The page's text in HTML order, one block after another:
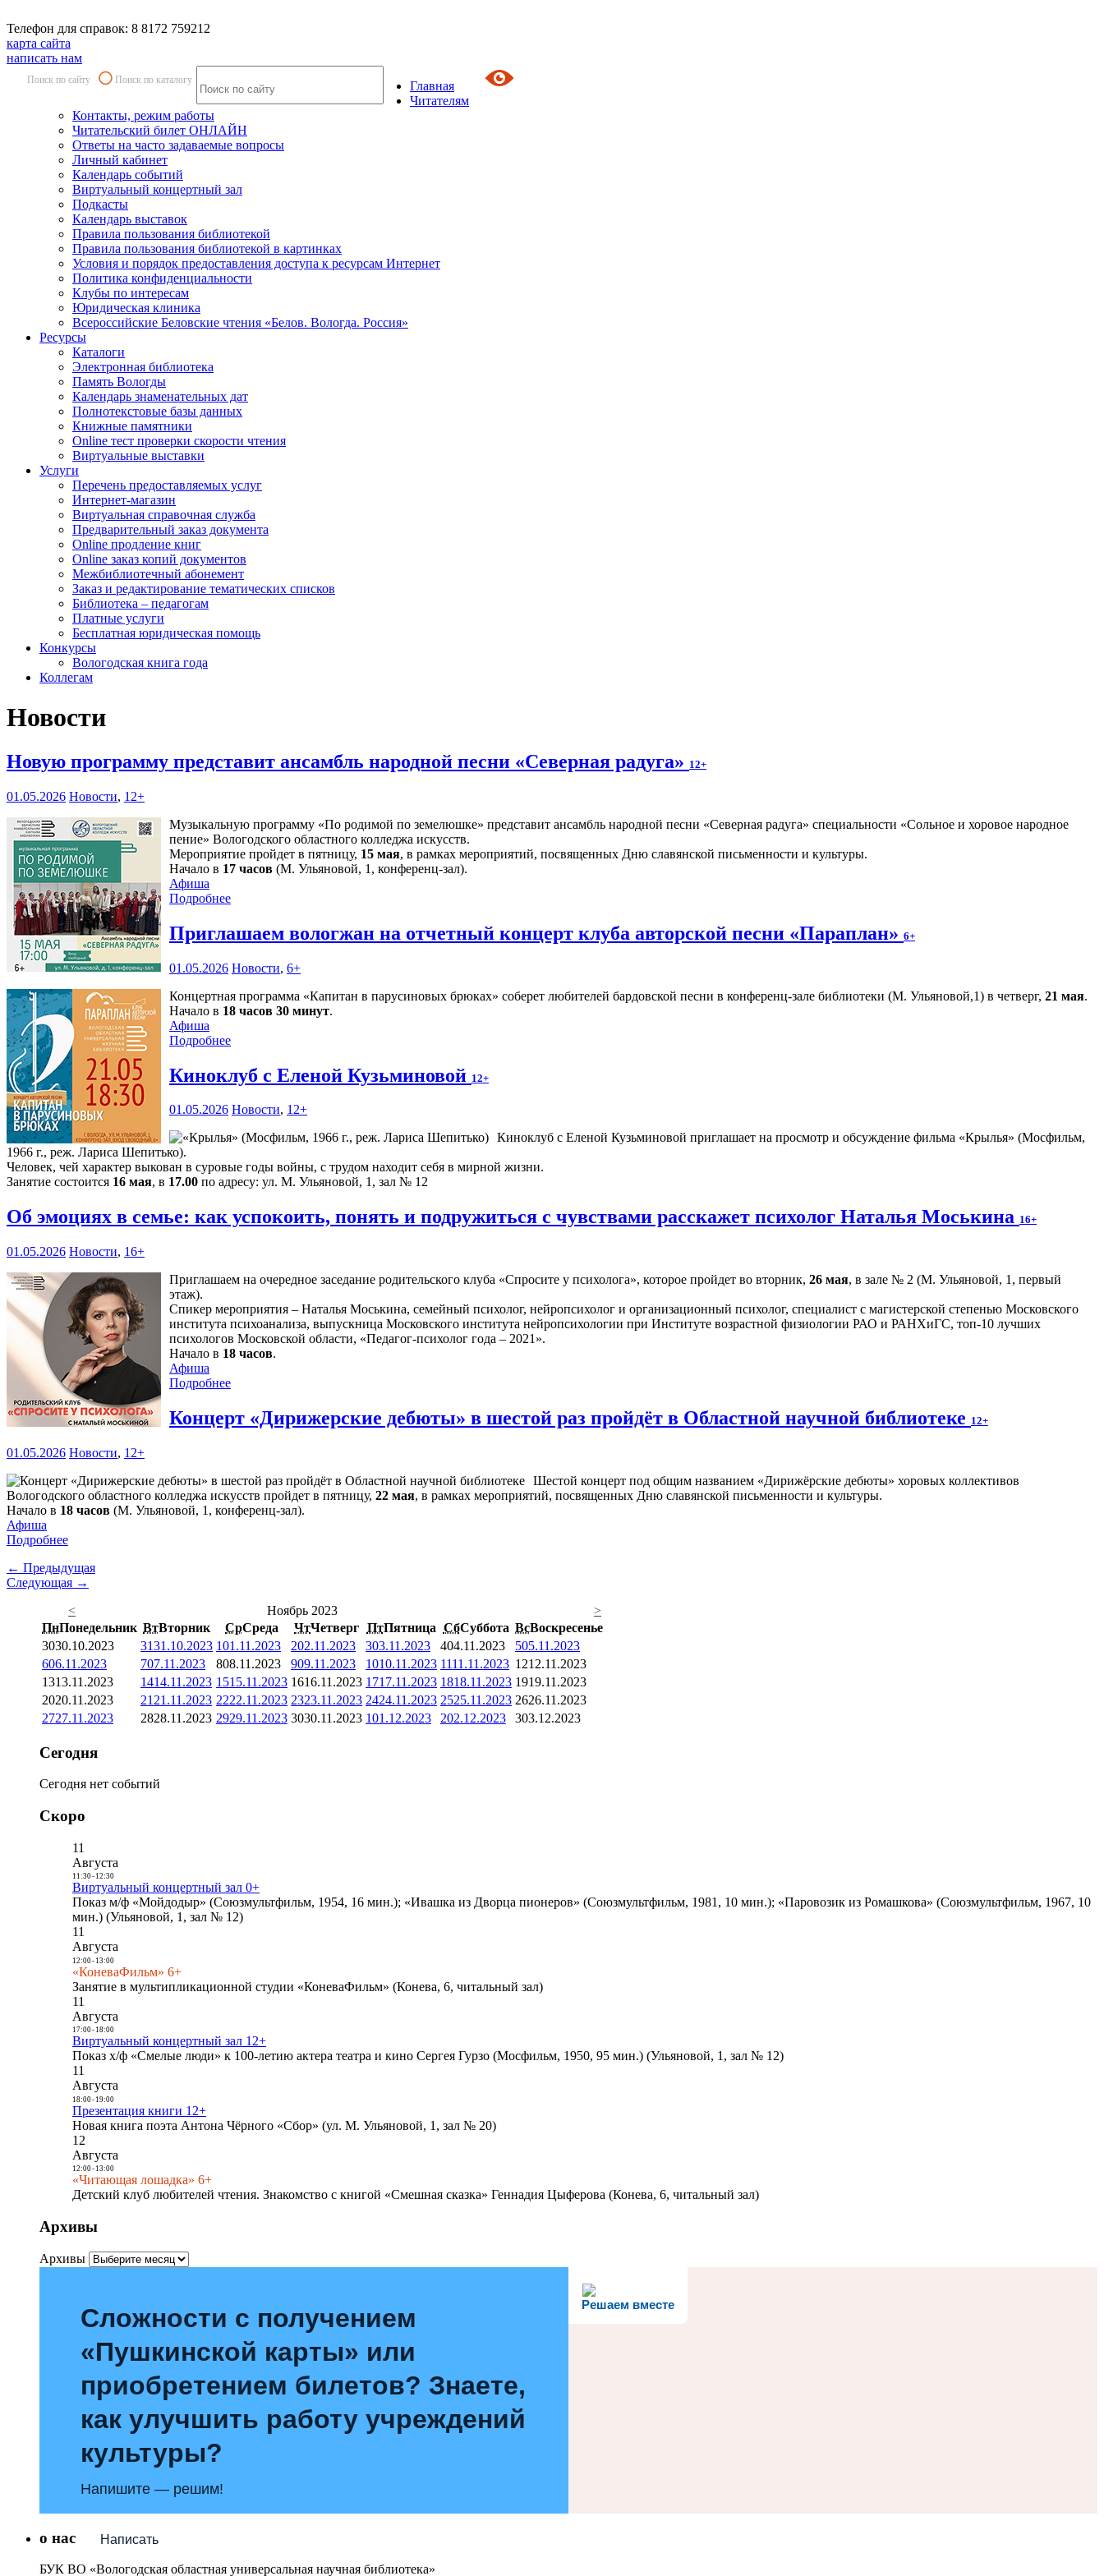
Телефон для справок: 8 8172 759212
карта сайта
написать нам
Поиск по сайту Поиск по каталогу
Главная
Читателям
Контакты, режим работы
Читательский билет ОНЛАЙН
Ответы на часто задаваемые вопросы
Личный кабинет
Календарь событий
Виртуальный концертный зал
Подкасты
Календарь выставок
Правила пользования библиотекой
Правила пользования библиотекой в картинках
Условия и порядок предоставления доступа к ресурсам Интернет
Политика конфиденциальности
Клубы по интересам
Юридическая клиника
Всероссийские Беловские чтения «Белов. Вологда. Россия»
Ресурсы
Каталоги
Электронная библиотека
Память Вологды
Календарь знаменательных дат
Полнотекстовые базы данных
Книжные памятники
Online тест проверки скорости чтения
Виртуальные выставки
Услуги
Перечень предоставляемых услуг
Интернет-магазин
Виртуальная справочная служба
Предварительный заказ документа
Online продление книг
Online заказ копий документов
Межбиблиотечный абонемент
Заказ и редактирование тематических списков
Библиотека – педагогам
Платные услуги
Бесплатная юридическая помощь
Конкурсы
Вологодская книга года
Коллегам
Новости
Новую программу представит ансамбль народной песни «Северная радуга» 12+
01.05.2026 Новости, 12+
Музыкальную программу «По родимой по земелюшке» представит ансамбль народной песни «Северная радуга» специальности «Сольное и хоровое народное
пение» Вологодского областного колледжа искусств.
Мероприятие пройдет в пятницу, 15 мая, в рамках мероприятий, посвященных Дню славянской письменности и культуры.
Начало в 17 часов (М. Ульяновой, 1, конференц-зал).
Афиша
Подробнее
Приглашаем вологжан на отчетный концерт клуба авторской песни «Параплан» 6+
01.05.2026 Новости, 6+
Концертная программа «Капитан в парусиновых брюках» соберет любителей бардовской песни в конференц-зале библиотеки (М. Ульяновой,1) в четверг, 21 мая.
Начало в 18 часов 30 минут.
Афиша
Подробнее
Киноклуб с Еленой Кузьминовой 12+
01.05.2026 Новости, 12+
Киноклуб с Еленой Кузьминовой приглашает на просмотр и обсуждение фильма «Крылья» (Мосфильм,
1966 г., реж. Лариса Шепитько).
Человек, чей характер выкован в суровые годы войны, с трудом находит себя в мирной жизни.
Занятие состоится 16 мая, в 17.00 по адресу: ул. М. Ульяновой, 1, зал № 12
Об эмоциях в семье: как успокоить, понять и подружиться с чувствами расскажет психолог Наталья Моськина 16+
01.05.2026 Новости, 16+
Приглашаем на очередное заседание родительского клуба «Спросите у психолога», которое пройдет во вторник, 26 мая, в зале № 2 (М. Ульяновой, 1, первый
этаж).
Спикер мероприятия – Наталья Моськина, семейный психолог, нейропсихолог и организационный психолог, специалист с магистерской степенью Московского
института психоанализа, выпускница Московского института нейропсихологии при Институте возрастной физиологии РАО и РАНХиГС, топ-10 лучших
психологов Московской области, «Педагог-психолог года – 2021».
Начало в 18 часов.
Афиша
Подробнее
Концерт «Дирижерские дебюты» в шестой раз пройдёт в Областной научной библиотеке 12+
01.05.2026 Новости, 12+
Шестой концерт под общим названием «Дирижёрские дебюты» хоровых коллективов
Вологодского областного колледжа искусств пройдет в пятницу, 22 мая, в рамках мероприятий, посвященных Дню славянской письменности и культуры.
Начало в 18 часов (М. Ульяновой, 1, конференц-зал).
Афиша
Подробнее
← Предыдущая
Следующая →
<
Ноябрь 2023
>
ПнПонедельник ВтВторник СрСреда ЧтЧетверг ПтПятница СбСуббота ВсВоскресенье
3030.10.2023 3131.10.2023 101.11.2023 202.11.2023 303.11.2023 404.11.2023 505.11.2023
606.11.2023 707.11.2023 808.11.2023 909.11.2023 1010.11.2023 1111.11.2023 1212.11.2023
1313.11.2023 1414.11.2023 1515.11.2023 1616.11.2023 1717.11.2023 1818.11.2023 1919.11.2023
2020.11.2023 21 21.11.2023 2222.11.2023 2323.11.2023 2424.11.2023 2525.11.2023 2626.11.2023
2727.11.2023 2828.11.2023 2929.11.2023 3030.11.2023 101.12.2023 202.12.2023 303.12.2023
Сегодня
Сегодня нет событий
Скоро
11
Августа
11:30- 12:30
Виртуальный концертный зал 0+
Показ м/ф «Мойдодыр» (Союзмультфильм, 1954, 16 мин.); «Ивашка из Дворца пионеров» (Союзмультфильм, 1981, 10 мин.); «Паровозик из Ромашкова» (Союзмультфильм, 1967, 10
мин.) (Ульяновой, 1, зал № 12)
11
Августа
12:00- 13:00
«КоневаФильм» 6+
Занятие в мультипликационной студии «КоневаФильм» (Конева, 6, читальный зал)
11
Августа
17:00- 18:00
Виртуальный концертный зал 12+
Показ х/ф «Смелые люди» к 100-летию актера театра и кино Сергея Гурзо (Мосфильм, 1950, 95 мин.) (Ульяновой, 1, зал № 12)
11
Августа
18:00- 19:00
Презентация книги 12+
Новая книга поэта Антона Чёрного «Сбор» (ул. М. Ульяновой, 1, зал № 20)
12
Августа
12:00- 13:00
«Читающая лошадка» 6+
Детский клуб любителей чтения. Знакомство с книгой «Смешная сказка» Геннадия Цыферова (Конева, 6, читальный зал)
Архивы
Архивы
Решаем вместе
Сложности с получением
«Пушкинской карты» или
приобретением билетов? Знаете,
как улучшить работу учреждений
культуры?
Напишите — решим!
Написать
о нас
БУК ВО «Вологодская областная универсальная научная библиотека»